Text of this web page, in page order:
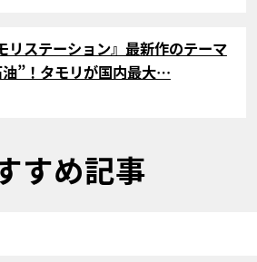
リステーション』最新作のテーマ
油”！タモリが国内最大…
すめ記事